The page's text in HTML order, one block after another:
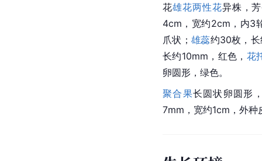
花雄花两性花异株，
4cm，宽约2cm，内3
爪状； 雄蕊约30枚，
长约10mm，红色， 花
卵圆形，绿色。
聚合果长圆状卵圆形
7mm，宽约1cm，外